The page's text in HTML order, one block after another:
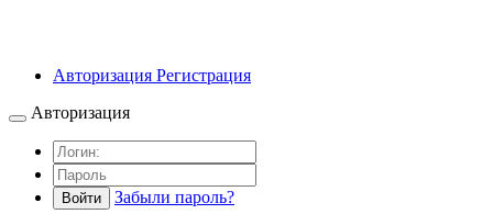
Авторизация Регистрация
Авторизация
Войти Забыли пароль?